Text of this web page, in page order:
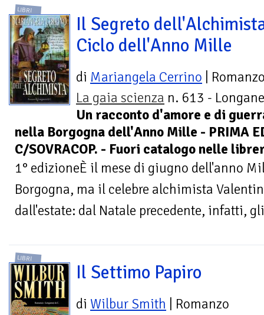
LIBRI
Il Segreto
Ciclo dell'Anno Mille
di Mariangela Cerrino |
La gaia scienza n. 613 -
Un racconto d'amore e di
nella Borgogna dell'Anno Mille - PRIMA
C/SOVRACOP. - Fuori catalogo nelle
1° edizioneÈ il mese di giugno dell'anno
Borgogna, ma il celebre alchimista
dall'estate: dal Natale precedente, infatti,
LIBRI
Il Settimo Papiro
di Wilbur Smith | Romanzo